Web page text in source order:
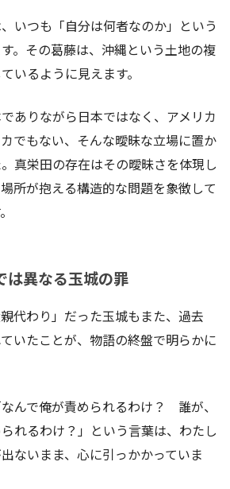
いつも「自分は何者なのか」という
。その葛藤は、沖縄という土地の複
いるように見えます。
ありながら日本ではなく、アメリカ
でもない、そんな曖昧な立場に置か
真栄田の存在はその曖昧さを体現し
所が抱える構造的な問題を象徴して
は異なる玉城の罪
代わり」だった玉城もまた、過去
いたことが、物語の終盤で明らかに
んで俺が責められるわけ？ 誰が、
れるわけ？」という言葉は、わたし
ないまま、心に引っかかっていま